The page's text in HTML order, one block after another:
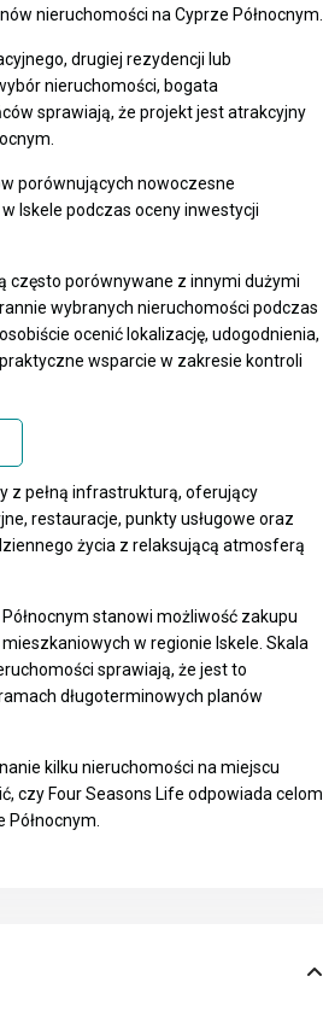
nieruchomości na Cyprze Północnym.
drugiej rezydencji lub
nieruchomości, bogata
sprawiają, że projekt jest atrakcyjny
porównujących nowoczesne
Iskele podczas oceny inwestycji
często porównywane z innymi dużymi
wybranych nieruchomości podczas
ocenić lokalizację, udogodnienia,
wsparcie w zakresie kontroli
z pełną infrastrukturą, oferujący
restauracje, punkty usługowe oraz
życia z relaksującą atmosferą
stanowi możliwość zakupu
w regionie Iskele. Skala
sprawiają, że jest to
długoterminowych planów
kilku nieruchomości na miejscu
czy Four Seasons Life odpowiada celom